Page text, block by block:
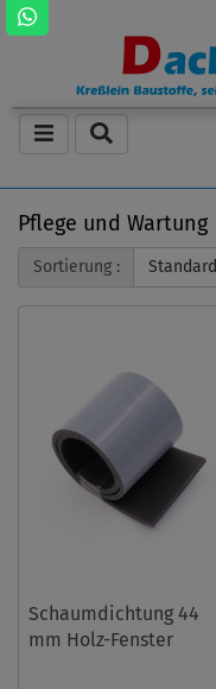
Pflege und Wartung
Sortierung : Standard
Schaumdichtung 44
mm Holz-Fenster